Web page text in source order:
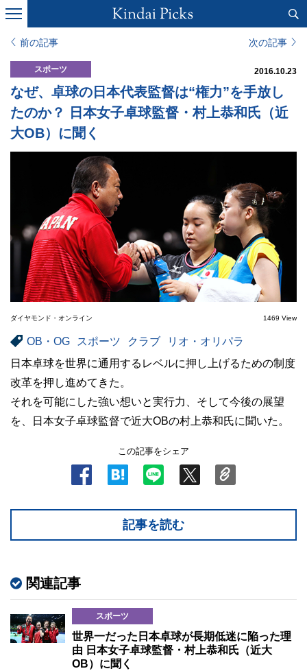
前の記事 次の記事
スポーツ 2016.10.23
なぜ、卓球の日本代表監督は“権力”を手放し
たのか？ 日本女子卓球監督・村上恭和氏（近
大OB）に聞く
ダイヤモンド・オンライン 1469 View
OB・OG スポーツ クラブ
リオ・オリパラ
日本卓球を世界に通用するレベルに押し上げるための制度
改革を押し進めてきた。
それを可能にした強い想いと実行力、そして今後の展望
を、日本女子卓球監督で近大OBの村上恭和氏に聞いた。
この記事をシェア
記事を読む
関連記事
スポーツ
世界一だった日本卓球が長期低迷に陥った理
由 日本女子卓球監督・村上恭和氏（近大
OB）に聞く